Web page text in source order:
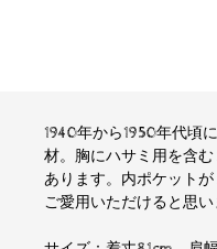
1940年から1950年代頃
材。胸にハサミ用を含
あります。内ポケット
ご愛用いただけると思